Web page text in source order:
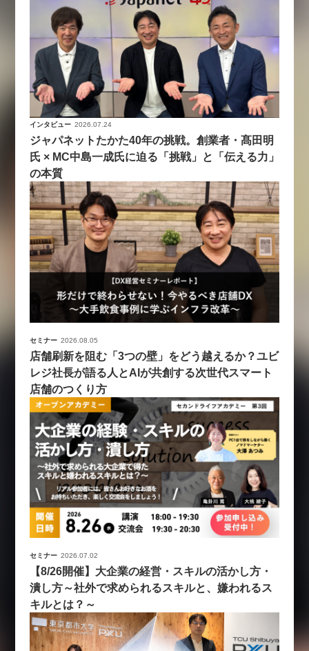
インタビュー 2026.07.24
ジャパネットたかた40年の挑戦。創業者・髙田明
氏 × MC中島一成氏に迫る「挑戦」と「伝える力」
の本質
セミナー 2026.08.05
店舗刷新を阻む「3つの壁」をどう越えるか？ユビ
レジ社長が語る人とAIが共創する次世代スマート
店舗のつくり方
セミナー 2026.07.02
【8/26開催】大企業の経営・スキルの活かし方・
潰し方～社外で求められるスキルと、嫌われるス
キルとは？～